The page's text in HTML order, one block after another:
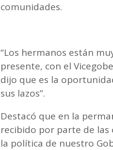
comunidades.
“Los hermanos están
presente, con el
dijo que es la
sus lazos”.
Destacó que en la
recibido por parte de
la política de nuestro